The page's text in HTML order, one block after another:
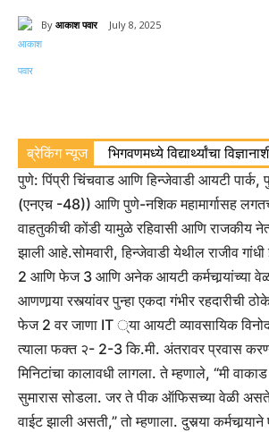
By आकाश पवार July 8, 2025
ब्रेकिंग न्यूज भिगवणमध्ये विद्यार्थ्यांचा
पुणे: पिंप्री चिंचवाड आणि हिन्जेवाडी आयटी पार्क,
(एनएच -48)) आणि पुणे-नशिक महामार्गासह
वाहतुकीची कोंडी यामुळे रहिवासी आणि राजकीय
झाली आहे.सोमवारी, हिन्जेवाडी येथील राजीव
2 आणि फेज 3 आणि अनेक आयटी कर्मचार्‍यांच्या
आणणार्‍या रस्त्यांवर पुन्हा एकदा गंभीर रहदारीची
फेज 2 वर जाणा IT ्या आयटी व्यावसायिक विनोद
त्याला फक्त २- 2-3 कि.मी. अंतरावर प्रवास
मिनिटांचा कालावधी लागला. ते म्हणाले, “मी
सुमारास सोडला. जर ते पीक ऑफिसच्या वेळी
वाईट झाली असती,” तो म्हणाला.दुसर्‍या